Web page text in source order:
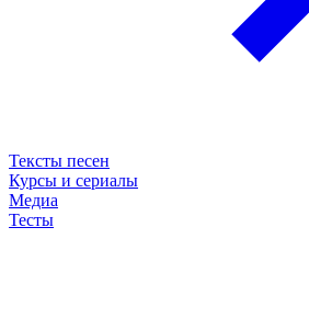
Тексты песен
Курсы и сериалы
Медиа
Тесты